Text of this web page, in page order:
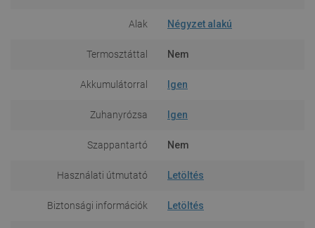
Alak Négyzet alakú
Termosztáttal Nem
Akkumulátorral Igen
Zuhanyrózsa Igen
Szappantartó Nem
Használati útmutató Letöltés
Biztonsági információk Letöltés